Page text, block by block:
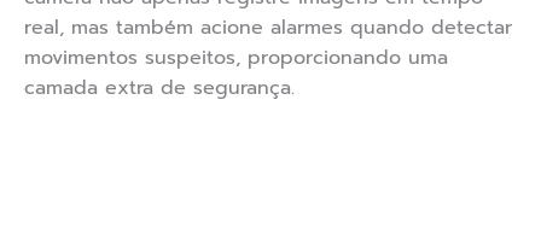
real, mas também acione alarmes quando detectar
movimentos suspeitos, proporcionando uma
camada extra de segurança.